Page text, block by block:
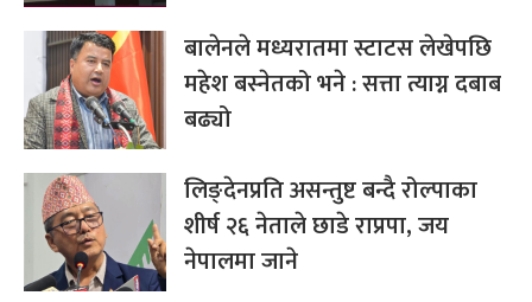
बालेनले मध्यरातमा स्टाटस लेखेपछि
महेश बस्नेतको भने : सत्ता त्याग्न दबाब
बढ्यो
लिङ्देनप्रति असन्तुष्ट बन्दै रोल्पाका
शीर्ष २६ नेताले छाडे राप्रपा, जय
नेपालमा जाने